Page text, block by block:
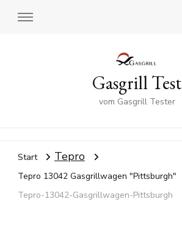
Gasgrill Test
vom Gasgrill Tester
Start Tepro
Tepro 13042 Gasgrillwagen "Pittsburgh"
Tepro-13042-Gasgrillwagen-Pittsburgh